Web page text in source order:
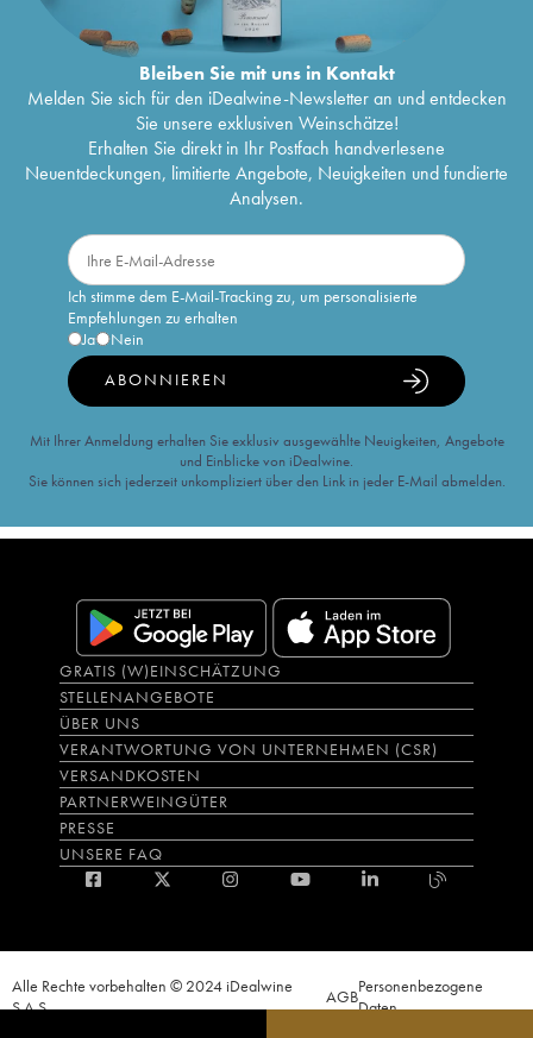
Bleiben Sie mit uns in Kontakt
Melden Sie sich für den iDealwine-Newsletter an und entdecken
Sie unsere exklusiven Weinschätze!
Erhalten Sie direkt in Ihr Postfach handverlesene
Neuentdeckungen, limitierte Angebote, Neuigkeiten und fundierte
Analysen.
Ich stimme dem E-Mail-Tracking zu, um personalisierte
Empfehlungen zu erhalten
Ja
Nein
ABONNIEREN
Mit Ihrer Anmeldung erhalten Sie exklusiv ausgewählte Neuigkeiten, Angebote
und Einblicke von iDealwine.
Sie können sich jederzeit unkompliziert über den Link in jeder E-Mail abmelden.
GRATIS (W)EINSCHÄTZUNG
STELLENANGEBOTE
ÜBER UNS
VERANTWORTUNG VON UNTERNEHMEN (CSR)
VERSANDKOSTEN
PARTNERWEINGÜTER
PRESSE
UNSERE FAQ
Alle Rechte vorbehalten © 2024 iDealwine
S.A.S.
AGBPersonenbezogene
Daten